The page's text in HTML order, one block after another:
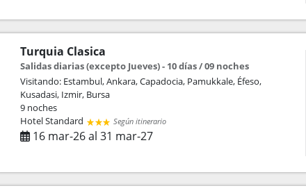
Turquia Clasica
Salidas diarias (excepto Jueves) - 10 días / 09 noches
Visitando: Estambul, Ankara, Capadocia, Pamukkale, Éfeso,
Kusadasi, Izmir, Bursa
9 noches
Hotel Standard
Según itinerario
16 mar-26 al 31 mar-27